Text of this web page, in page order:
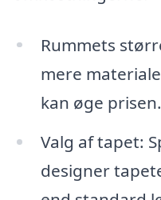
Rummets
mere
kan øge prisen.
Valg af tapet:
designer